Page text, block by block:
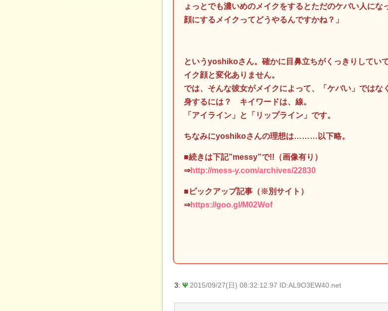
ょっとでも濃いめのメイクをするとただのケバい人にな
顔にするメイクってどうやるんですかね？」
というyoshikoさん。確かに目鼻立ちがくっきりしてい
イク顔と変化ありません。
では、そんな彼女がメイクによって、「ケバい」ではな
身するには？ キイワードは、線。
「アイライン」と「リップライン」です。
ちなみにyoshikoさんの理想は………以下略。
■続きは下記”messy”で!!（画像有り）
⇒http://mess-y.com/archives/22830
■ピックアップ記事（※別サイト）
⇒https://goo.gl/M02Wof
3: Ψ 2015/09/27(日) 08:32:12.97 ID:AL9O3EW40.net